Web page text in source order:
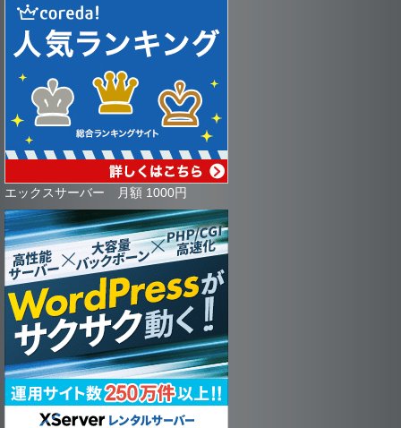
エックスサーバー 月額 1000円